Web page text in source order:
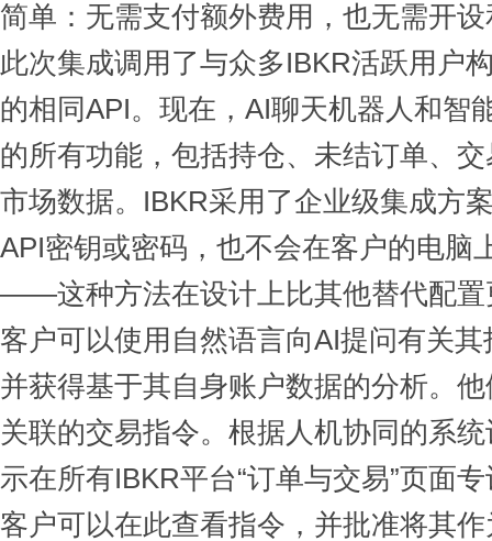
简单：无需支付额外费用，也无需开
此次集成调用了与众多IBKR活跃用户
的相同API。现在，AI聊天机器人和智
的所有功能，包括持仓、未结订单、
市场数据。IBKR采用了企业级集成方
API密钥或密码，也不会在客户的电脑
——这种方法在设计上比其他替代配置
客户可以使用自然语言向AI提问有关
并获得基于其自身账户数据的分析。
关联的交易指令。根据人机协同的系
示在所有IBKR平台“订单与交易”页面
客户可以在此查看指令，并批准将其